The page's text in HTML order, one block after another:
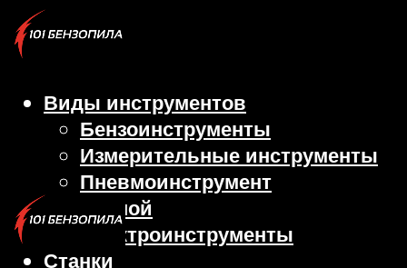
Виды инструментов
Бензоинструменты
Измерительные инструменты
Пневмоинструмент
Ручной
Электроинструменты
Станки